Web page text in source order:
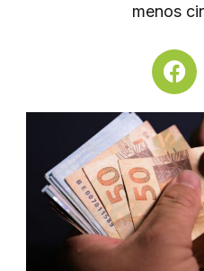
menos